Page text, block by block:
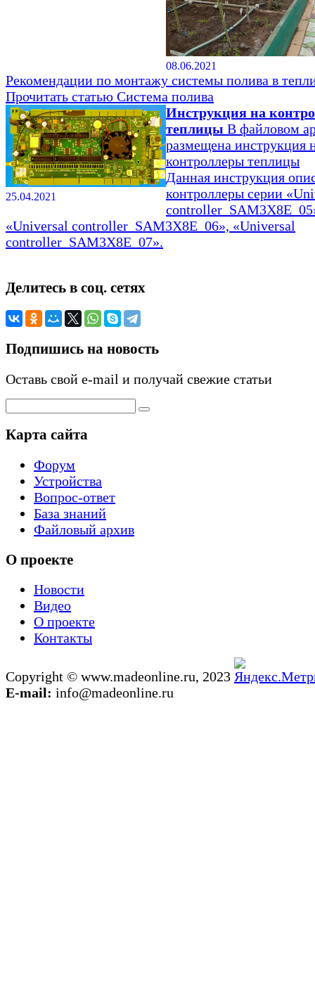
08.06.2021
Рекомендации по монтажу системы полива в
Прочитать статью Система полива
25.04.2021
Инструкция на
теплицы В файловом
размещена инструкция
контроллеры теплицы
Данная инструкция
контроллеры серии
«Universal controller_SAM3X8E_06», «Universal
controller_SAM3X8E_07».
Делитесь в соц. сетях
Подпишись на новость
Оставь свой e-mail и получай свежие статьи
Карта сайта
Форум
Устройства
Вопрос-ответ
База знаний
Файловый архив
О проекте
Новости
Видео
О проекте
Контакты
Copyright © www.madeonline.ru, 2023
E-mail: info@madeonline.ru